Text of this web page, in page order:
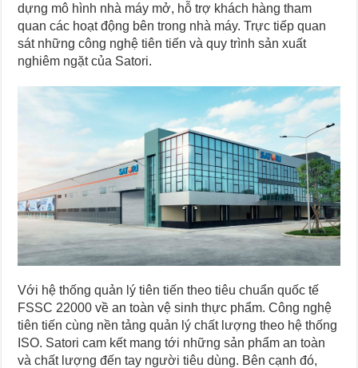
dựng mô hình nhà máy mở, hỗ trợ khách hàng tham
quan các hoạt động bên trong nhà máy. Trực tiếp quan
sát những công nghệ tiên tiến và quy trình sản xuất
nghiêm ngặt của Satori.
Với hệ thống quản lý tiên tiến theo tiêu chuẩn quốc tế
FSSC 22000 về an toàn vệ sinh thực phẩm. Công nghệ
tiên tiến cùng nền tảng quản lý chất lượng theo hệ thống
ISO. Satori cam kết mang tới những sản phẩm an toàn
và chất lượng đến tay người tiêu dùng. Bên cạnh đó,